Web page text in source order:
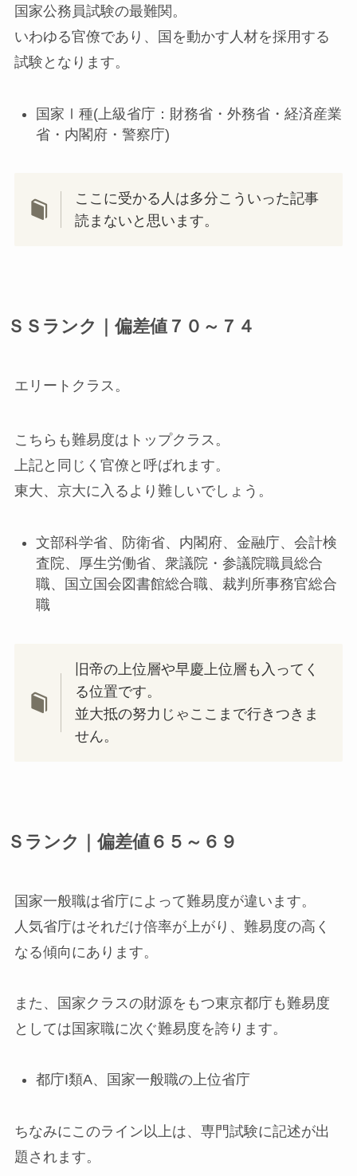
国家公務員試験の最難関。
いわゆる官僚であり、国を動かす人材を採用する
試験となります。
国家Ⅰ種(上級省庁：財務省・外務省・経済産業
省・内閣府・警察庁)
ここに受かる人は多分こういった記事
読まないと思います。
ＳＳランク｜偏差値７０～７４
エリートクラス。
こちらも難易度はトップクラス。
上記と同じく官僚と呼ばれます。
東大、京大に入るより難しいでしょう。
文部科学省、防衛省、内閣府、金融庁、会計検
査院、厚生労働省、衆議院・参議院職員総合
職、国立国会図書館総合職、裁判所事務官総合
職
旧帝の上位層や早慶上位層も入ってく
る位置です。
並大抵の努力じゃここまで行きつきま
せん。
Ｓランク｜偏差値６５～６９
国家一般職は省庁によって難易度が違います。
人気省庁はそれだけ倍率が上がり、難易度の高く
なる傾向にあります。
また、国家クラスの財源をもつ東京都庁も難易度
としては国家職に次ぐ難易度を誇ります。
都庁I類A、国家一般職の上位省庁
ちなみにこのライン以上は、専門試験に記述が出
題されます。